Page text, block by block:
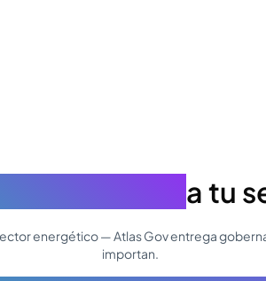
a tu
energético — Atlas Gov entrega
importan.